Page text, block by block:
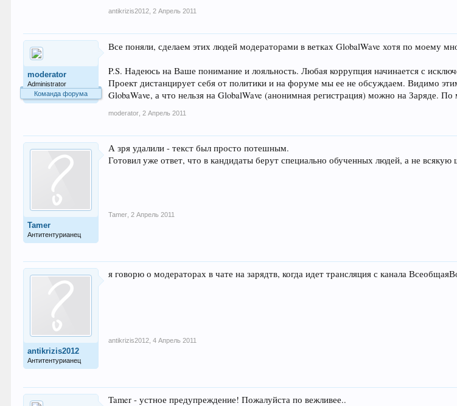
antikrizis2012 2 Апрель 2011
moderator
Administrator
Команда форума
Все поняли, сделаем этих людей модераторами в ветках GlobalWave хотя по моему
P.S. Надеюсь на Ваше понимание и лояльность. Любая коррупция начинается с
Проект дистанцирует себя от политики и на форуме мы ее не обсуждаем. Видимо
GlobaWave, а что нельзя на GlobalWave (анонимная регистрация) можно на Заряде.
moderator 2 Апрель 2011
Tamer
Антитентурианец
А зря удалили - текст был просто потешным.
Готовил уже ответ, что в кандидаты берут специально обученных людей, а не
Tamer 2 Апрель 2011
antikrizis2012
Антитентурианец
я говорю о модераторах в чате на зарядтв, когда идет трансляция с канала
antikrizis2012 4 Апрель 2011
Tamer - устное предупреждение! Пожалуйста по вежливее..